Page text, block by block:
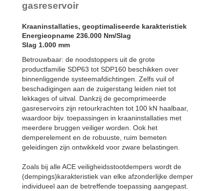
Flens voorzijde
SDP160EU-R
gasreservoir
Kraaninstallaties, geoptimaliseerde karakteristiek
Energieopname 236.000 Nm/Slag
Slag 1.000 mm
Betrouwbaar: de noodstoppers uit de grote
productfamilie SDP63 tot SDP160 beschikken over
binnenliggende systeemafdichtingen. Zelfs vuil of
beschadigingen aan de zuigerstang leiden niet tot
lekkages of uitval. Dankzij de gecomprimeerde
gasreservoirs zijn retourkrachten tot 100 kN haalbaar,
waardoor bijv. toepassingen in kraaninstallaties met
meerdere bruggen veiliger worden. Ook het
demperelement en de robuuste, ruim bemeten
geleidingen zijn ontwikkeld voor zware belastingen.
Zoals bij alle ACE veiligheidsstootdempers wordt de
(dempings)karakteristiek van elke afzonderlijke demper
individueel aan de betreffende toepassing aangepast.